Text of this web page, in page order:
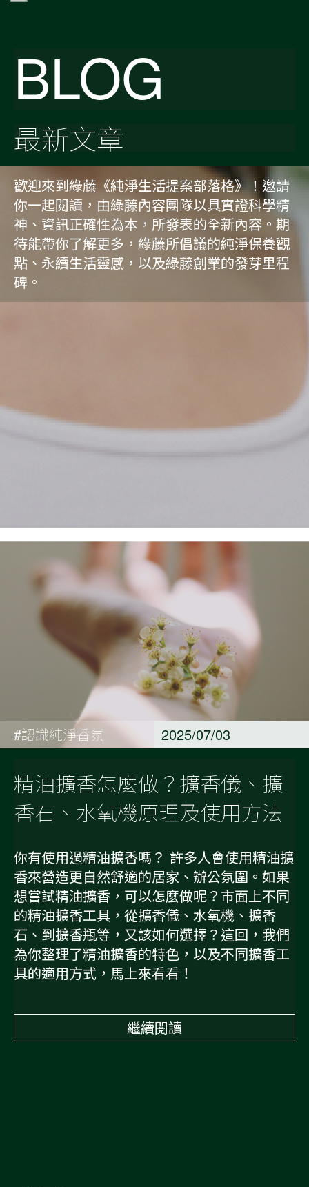
BLOG
最新文章
歡迎來到綠藤《純淨生活提案部落格》！邀請
你一起閱讀，由綠藤內容團隊以具實證科學精
神、資訊正確性為本，所發表的全新內容。期
待能帶你了解更多，綠藤所倡議的純淨保養觀
點、永續生活靈感，以及綠藤創業的發芽里程
碑。
#認識純淨香氛 2025/07/03
精油擴香怎麼做？擴香儀、擴
香石、水氧機原理及使用方法
你有使用過精油擴香嗎？ 許多人會使用精油擴
香來營造更自然舒適的居家、辦公氛圍。如果
想嘗試精油擴香，可以怎麼做呢？市面上不同
的精油擴香工具，從擴香儀、水氧機、擴香
石、到擴香瓶等，又該如何選擇？這回，我們
為你整理了精油擴香的特色，以及不同擴香工
具的適用方式，馬上來看看！
繼續閱讀